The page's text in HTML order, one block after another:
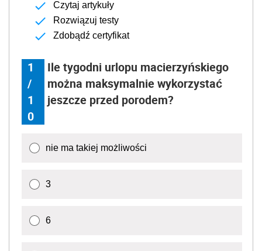
Czytaj artykuły
Rozwiązuj testy
Zdobądź certyfikat
1
/
1
0
Ile tygodni urlopu macierzyńskiego
można maksymalnie wykorzystać
jeszcze przed porodem?
nie ma takiej możliwości
3
6